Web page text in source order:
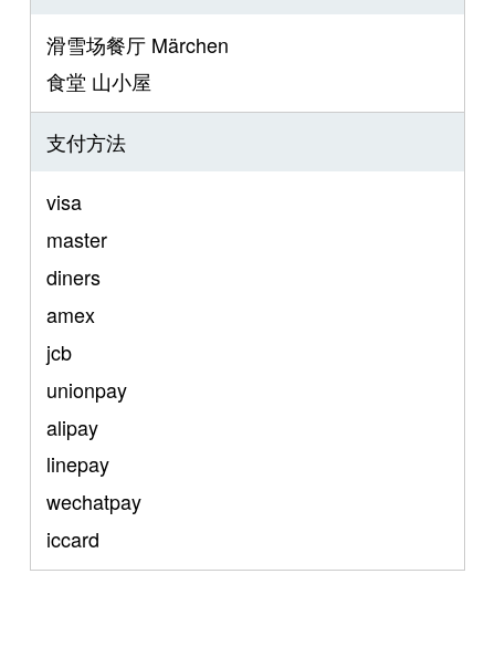
滑雪场餐厅 Märchen
食堂 山小屋
支付方法
visa
master
diners
amex
jcb
unionpay
alipay
linepay
wechatpay
iccard